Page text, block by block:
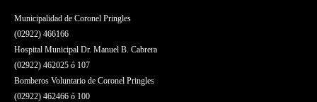
Municipalidad de Coronel Pringles
(02922) 466166
Hospital Municipal Dr. Manuel B. Cabrera
(02922) 462025 ó 107
Bomberos Voluntario de Coronel Pringles
(02922) 462466 ó 100